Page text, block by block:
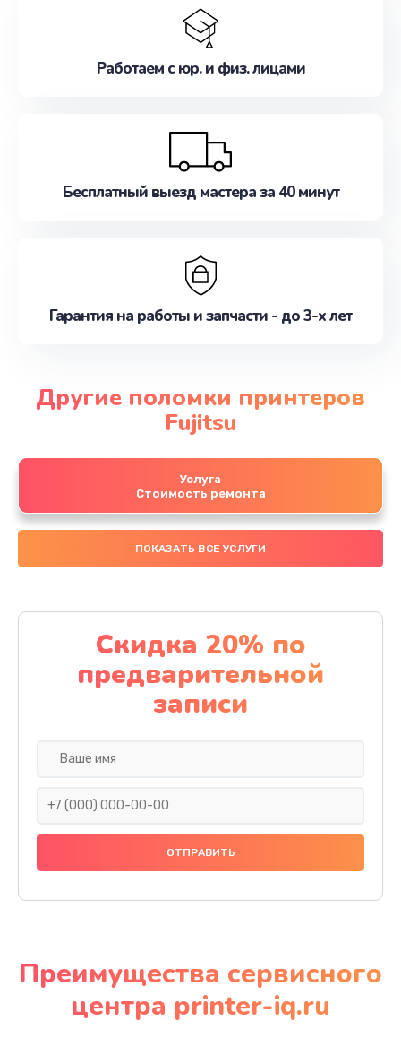
Работаем с юр. и физ. лицами
Бесплатный выезд мастера за 40 минут
Гарантия на работы и запчасти - до 3-х лет
Другие поломки принтеров
Fujitsu
Услуга
Стоимость ремонта
ПОКАЗАТЬ ВСЕ УСЛУГИ
Скидка 20% по
предварительной
записи
Преимущества сервисного
центра printer-iq.ru